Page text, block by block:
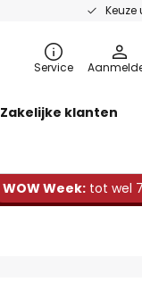
Service
Zakelijke klanten
WOW Week: tot wel